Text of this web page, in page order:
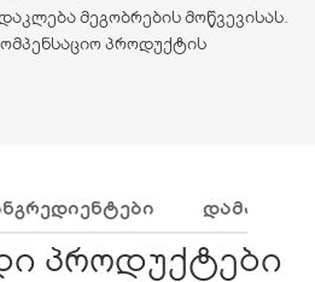
მეგობრების მოწვევისას.
პროდუქტის
პროდუქტები